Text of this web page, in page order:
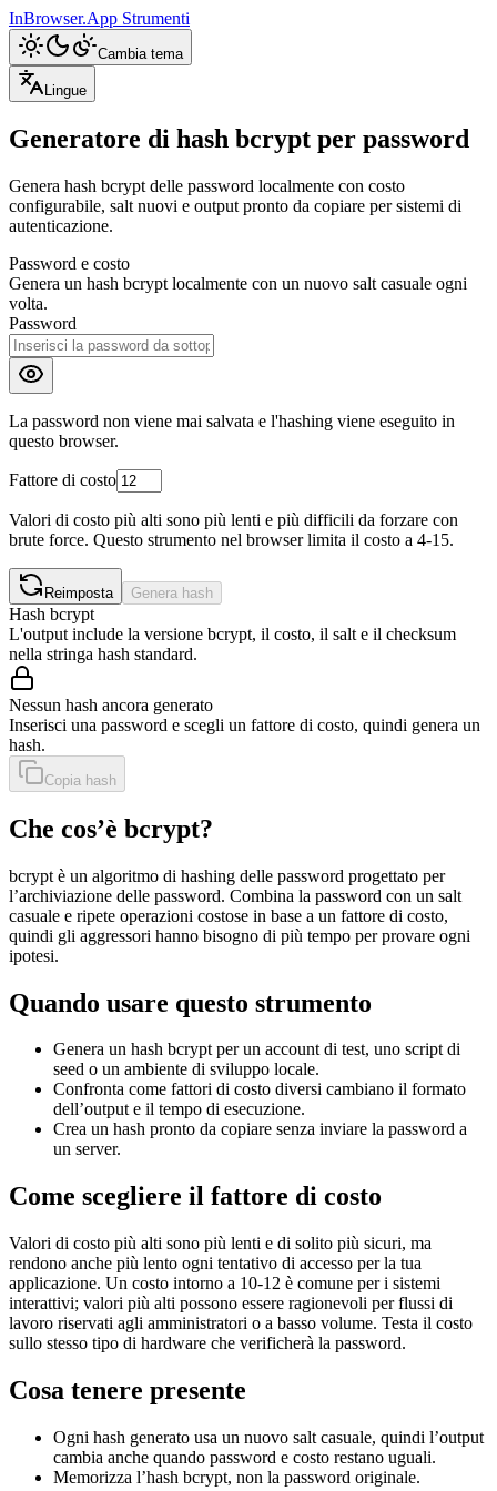
InBrowser.App Strumenti
Cambia tema
Lingue
Generatore di hash bcrypt per password
Genera hash bcrypt delle password localmente con costo
configurabile, salt nuovi e output pronto da copiare per sistemi di
autenticazione.
Password e costo
Genera un hash bcrypt localmente con un nuovo salt casuale ogni
volta.
Password
La password non viene mai salvata e l'hashing viene eseguito in
questo browser.
Fattore di costo
Valori di costo più alti sono più lenti e più difficili da forzare con
brute force. Questo strumento nel browser limita il costo a 4-15.
Reimposta Genera hash
Hash bcrypt
L'output include la versione bcrypt, il costo, il salt e il checksum
nella stringa hash standard.
Nessun hash ancora generato
Inserisci una password e scegli un fattore di costo, quindi genera un
hash.
Copia hash
Che cos’è bcrypt?
bcrypt è un algoritmo di hashing delle password progettato per
l’archiviazione delle password. Combina la password con un salt
casuale e ripete operazioni costose in base a un fattore di costo,
quindi gli aggressori hanno bisogno di più tempo per provare ogni
ipotesi.
Quando usare questo strumento
Genera un hash bcrypt per un account di test, uno script di
seed o un ambiente di sviluppo locale.
Confronta come fattori di costo diversi cambiano il formato
dell’output e il tempo di esecuzione.
Crea un hash pronto da copiare senza inviare la password a
un server.
Come scegliere il fattore di costo
Valori di costo più alti sono più lenti e di solito più sicuri, ma
rendono anche più lento ogni tentativo di accesso per la tua
applicazione. Un costo intorno a 10-12 è comune per i sistemi
interattivi; valori più alti possono essere ragionevoli per flussi di
lavoro riservati agli amministratori o a basso volume. Testa il costo
sullo stesso tipo di hardware che verificherà la password.
Cosa tenere presente
Ogni hash generato usa un nuovo salt casuale, quindi l’output
cambia anche quando password e costo restano uguali.
Memorizza l’hash bcrypt, non la password originale.